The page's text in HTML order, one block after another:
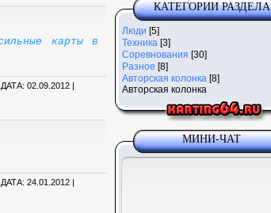
карты в
ДАТА: 02.09.2012 |
ДАТА: 24.01.2012 |
КАТЕГОРИИ РАЗДЕЛА
Люди [5]
Техника [3]
Соревнования [30]
Разное [8]
Авторская колонка [8]
Авторская колонка
МИНИ-ЧАТ